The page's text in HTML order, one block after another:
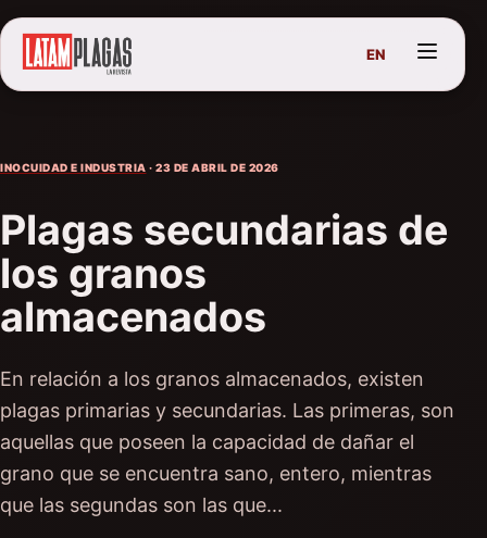
EN
INOCUIDAD E INDUSTRIA · 23 DE ABRIL DE 2026
Plagas secundarias de
los granos
almacenados
En relación a los granos almacenados, existen
plagas primarias y secundarias. Las primeras, son
aquellas que poseen la capacidad de dañar el
grano que se encuentra sano, entero, mientras
que las segundas son las que...